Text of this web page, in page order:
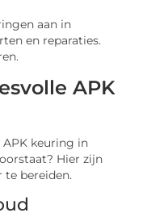
aan in
en reparaties.
APK
keuring in
Hier zijn
bereiden.